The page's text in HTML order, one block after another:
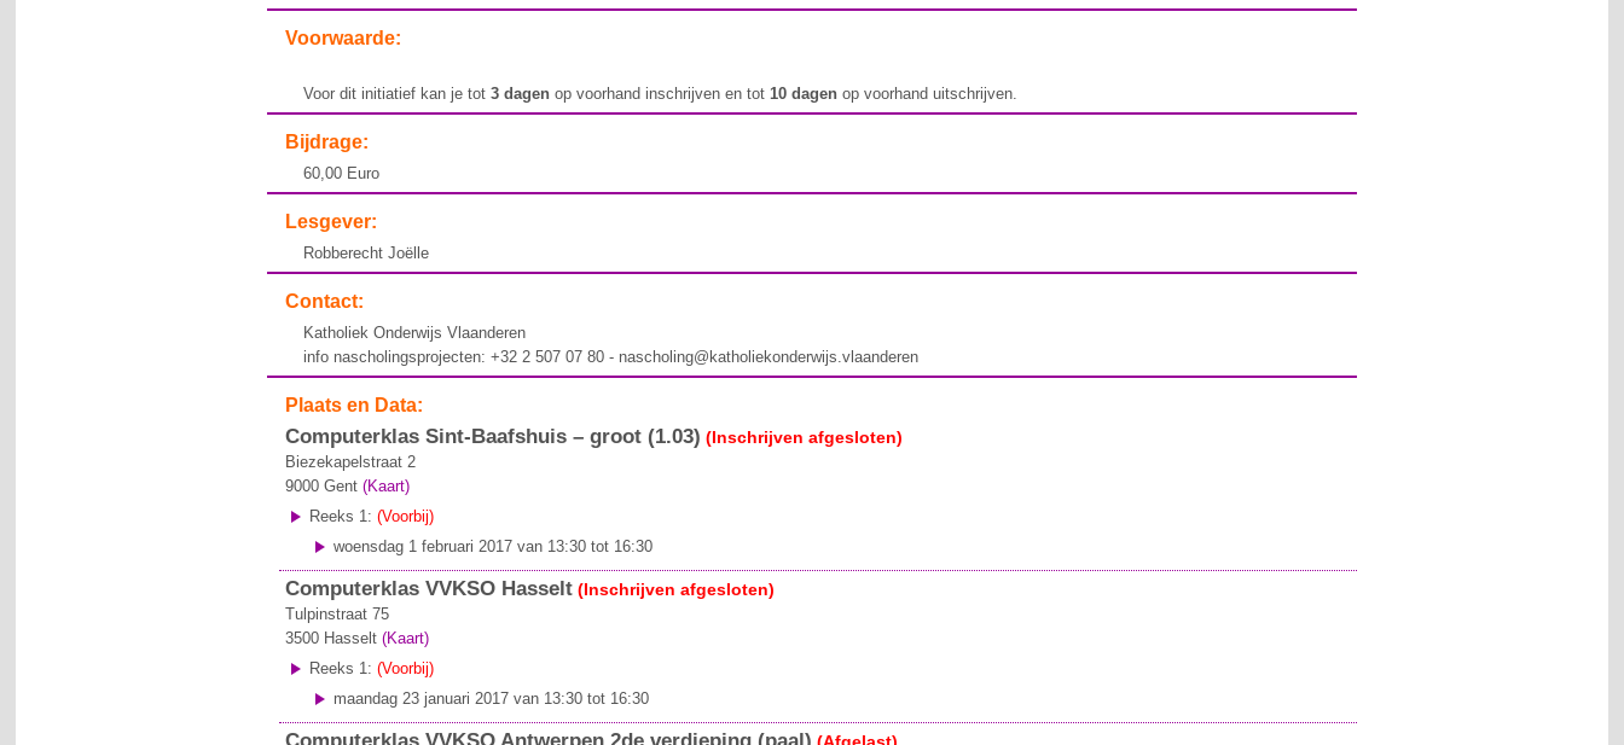
Voorwaarde:
Voor dit initiatief kan je tot3 dagen op voorhand inschrijven en tot10 dagenop voorhand uitschrijven.
Bijdrage:
60,00 Euro
Lesgever:
Robberecht Joëlle
Contact:
Katholiek Onderwijs Vlaanderen
info nascholingsprojecten: +32 2 507 07 80 - nascholing@katholiekonderwijs.vlaanderen
Plaats en Data:
Computerklas Sint-Baafshuis – groot (1.03) (Inschrijven afgesloten)
Biezekapelstraat 2
9000 Gent (Kaart)
Reeks 1:(Voorbij)
woensdag 1 februari 2017 van 13:30 tot 16:30
Computerklas VVKSO Hasselt (Inschrijven afgesloten)
Tulpinstraat 75
3500 Hasselt (Kaart)
Reeks 1:(Voorbij)
maandag 23 januari 2017 van 13:30 tot 16:30
(Afgelast)